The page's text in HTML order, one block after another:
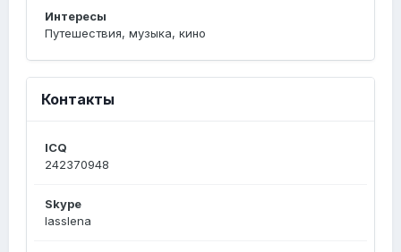
Интересы
Путешествия, музыка, кино
Контакты
ICQ
242370948
Skype
lasslena